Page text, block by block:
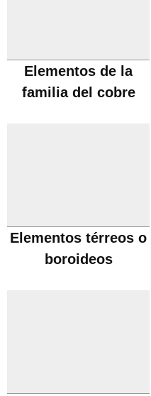
Elementos de la
familia del cobre
Elementos térreos o
boroideos